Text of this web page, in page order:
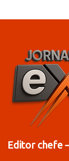
Editor chefe